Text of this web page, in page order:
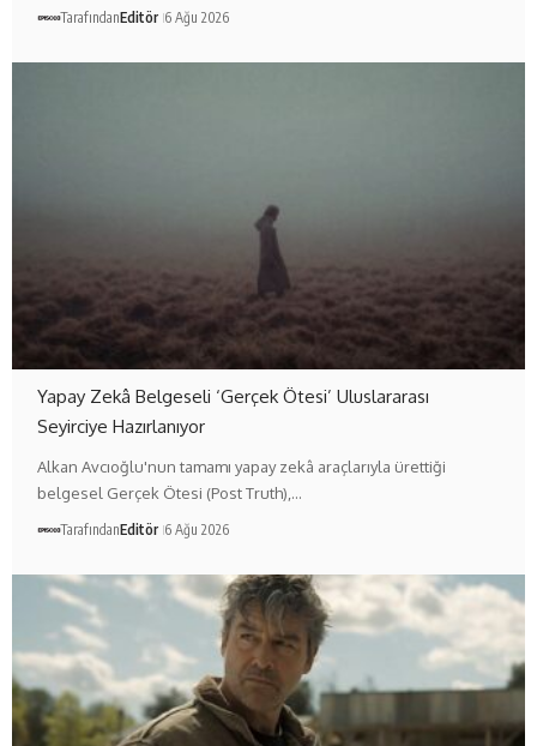
TarafındanEditör 6 Ağu 2026
Yapay Zekâ Belgeseli ‘Gerçek Ötesi’ Uluslararası
Seyirciye Hazırlanıyor
Alkan Avcıoğlu'nun tamamı yapay zekâ araçlarıyla ürettiği
belgesel Gerçek Ötesi (Post Truth),…
TarafındanEditör 6 Ağu 2026